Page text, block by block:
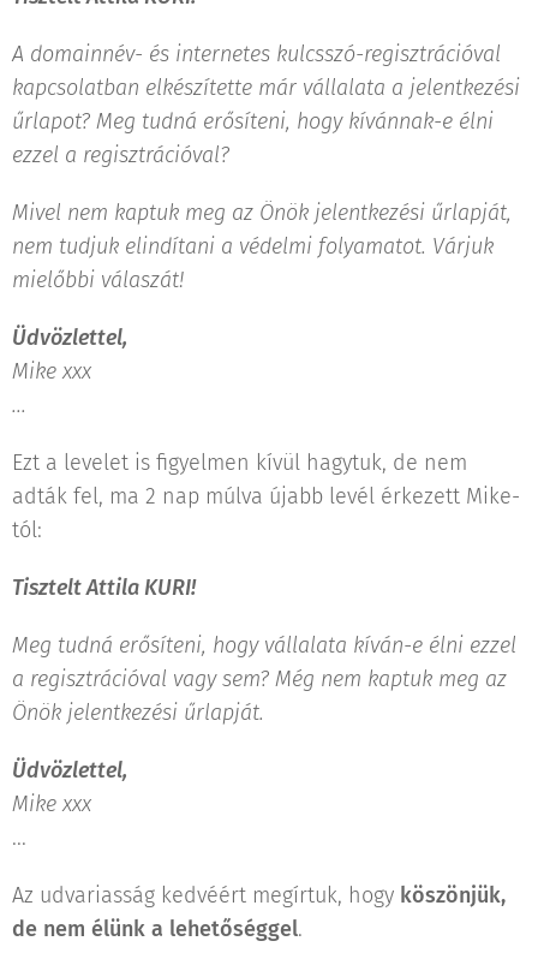
A domainnév- és internetes kulcsszó-regisztrációval
kapcsolatban elkészítette már vállalata a jelentkezési
űrlapot? Meg tudná erősíteni, hogy kívánnak-e élni
ezzel a regisztrációval?
Mivel nem kaptuk meg az Önök jelentkezési űrlapját,
nem tudjuk elindítani a védelmi folyamatot. Várjuk
mielőbbi válaszát!
Üdvözlettel,
Mike xxx
...
Ezt a levelet is figyelmen kívül hagytuk, de nem
adták fel, ma 2 nap múlva újabb levél érkezett Mike-
tól:
Tisztelt Attila KURI!
Meg tudná erősíteni, hogy vállalata kíván-e élni ezzel
a regisztrációval vagy sem? Még nem kaptuk meg az
Önök jelentkezési űrlapját.
Üdvözlettel,
Mike xxx
...
Az udvariasság kedvéért megírtuk, hogy köszönjük,
de nem élünk a lehetőséggel.